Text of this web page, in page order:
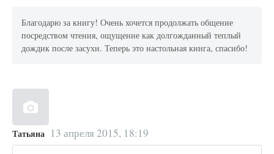
Благодарю за книгу! Очень хочется продолжать общение
посредством чтения, ощущение как долгожданный теплый
дождик после засухи. Теперь это настольная книга, спасибо!
Татьяна 13 апреля 2015, 18:19